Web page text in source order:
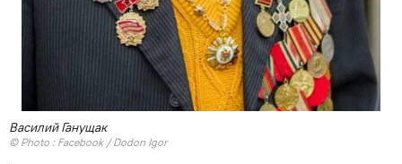
Василий Ганущак
© Photo : Facebook / Dodon Igor